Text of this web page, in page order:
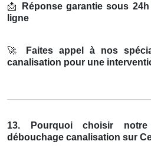
📩
Réponse garantie sous
ligne
🚀
Faites appel à nos
canalisation pour une
13. Pourquoi choisir
débouchage canalisation sur